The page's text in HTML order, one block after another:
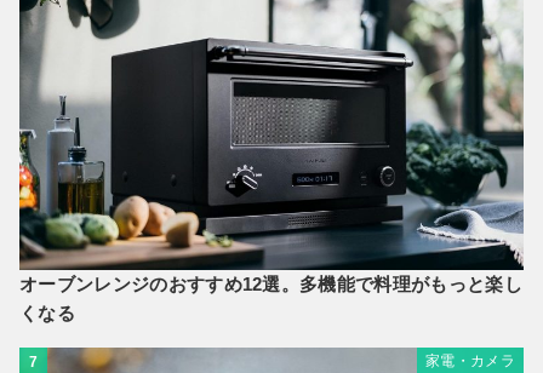
オーブンレンジのおすすめ12選。多機能で料理がもっと楽し
くなる
7 家電・カメラ